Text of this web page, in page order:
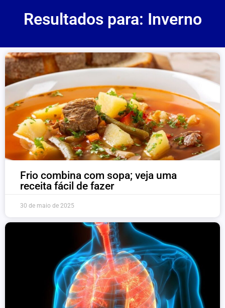
Resultados para: Inverno
Frio combina com sopa; veja uma
receita fácil de fazer
30 de maio de 2025